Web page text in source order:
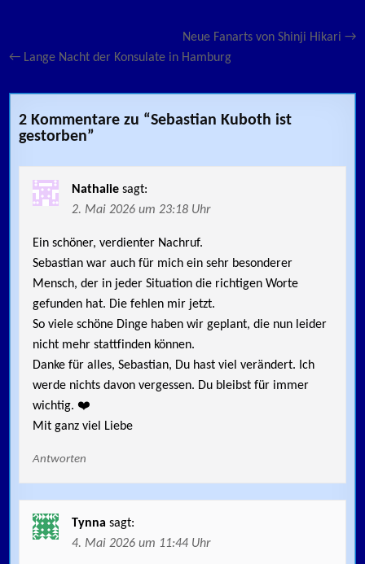
BeitragsnavigationNeue Fanarts von Shinji Hikari →
← Lange Nacht der Konsulate in Hamburg
2 Kommentare zu “Sebastian Kuboth ist
gestorben”
Nathalie sagt:
2. Mai 2026 um 23:18 Uhr
Ein schöner, verdienter Nachruf.
Sebastian war auch für mich ein sehr besonderer
Mensch, der in jeder Situation die richtigen Worte
gefunden hat. Die fehlen mir jetzt.
So viele schöne Dinge haben wir geplant, die nun leider
nicht mehr stattfinden können.
Danke für alles, Sebastian, Du hast viel verändert. Ich
werde nichts davon vergessen. Du bleibst für immer
wichtig. ❤️
Mit ganz viel Liebe
Antworten
Tynna sagt:
4. Mai 2026 um 11:44 Uhr